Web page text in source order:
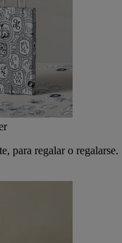
para regalar o regalarse.